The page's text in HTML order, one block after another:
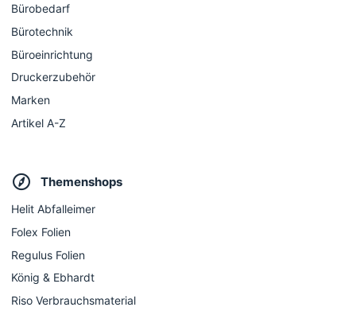
Bürobedarf
Bürotechnik
Büroeinrichtung
Druckerzubehör
Marken
Artikel A-Z
Themenshops
Helit Abfalleimer
Folex Folien
Regulus Folien
König & Ebhardt
Riso Verbrauchsmaterial